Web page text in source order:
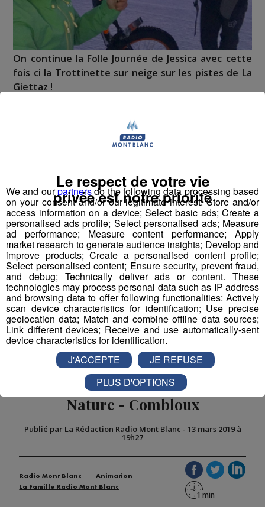
On continue la Folle Journée de Jessica avec cette
fois ci la Trottinette sur neige sur les pistes de La
Giettaz !
la fermeture des pistes de
moniteur de VTT!
Partager sur Facebook
Partager sur Twitter
C'est Quoi Votre Truc ? Nuit
Nature - Combloux
Publié par La Rédaction Radio Mont Blanc - 13 mars 2019 à
19h27
Radio Mont Blanc
Animation
La Famille Radio Mont Blanc
We and ourpartnersdo the following data processing based
on your consent and/or our legitimate interest: Store and/or
access information on a device; Select basic ads; Create a
personalised ads profile; Select personalised ads; Measure
ad performance; Measure content performance; Apply
market research to generate audience insights; Develop and
improve products; Create a personalised content profile;
Select personalised content; Ensure security, prevent fraud,
and debug; Technically deliver ads or content. These
technologies may process personal data such as IP address
and browsing data to offer following functionalities: Actively
scan device characteristics for identification; Use precise
geolocation data; Match and combine offline data sources;
Link different devices; Receive and use automatically-sent
device characteristics for identification.
Le respect de votre vie
privée est notre priorité
J'ACCEPTE
JE REFUSE
PLUS D'OPTIONS